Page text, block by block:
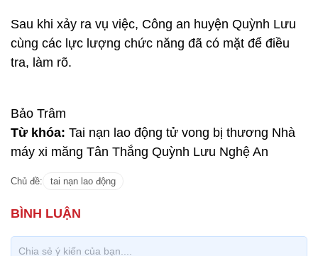
Sau khi xảy ra vụ việc, Công an huyện Quỳnh Lưu
cùng các lực lượng chức năng đã có mặt để điều
tra, làm rõ.
Bảo Trâm
Từ khóa: Tai nạn lao động tử vong bị thương Nhà
máy xi măng Tân Thắng Quỳnh Lưu Nghệ An
Chủ đề: tai nạn lao động